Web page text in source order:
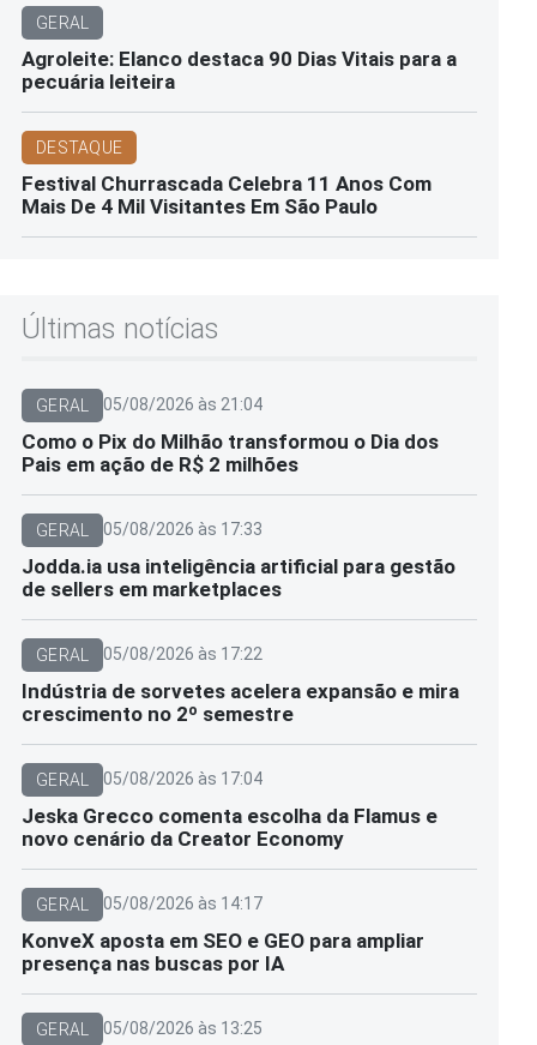
GERAL
Agroleite: Elanco destaca 90 Dias Vitais para a
pecuária leiteira
DESTAQUE
Festival Churrascada Celebra 11 Anos Com
Mais De 4 Mil Visitantes Em São Paulo
Últimas notícias
GERAL 05/08/2026 às 21:04
Como o Pix do Milhão transformou o Dia dos
Pais em ação de R$ 2 milhões
GERAL 05/08/2026 às 17:33
Jodda.ia usa inteligência artificial para gestão
de sellers em marketplaces
GERAL 05/08/2026 às 17:22
Indústria de sorvetes acelera expansão e mira
crescimento no 2º semestre
GERAL 05/08/2026 às 17:04
Jeska Grecco comenta escolha da Flamus e
novo cenário da Creator Economy
GERAL 05/08/2026 às 14:17
KonveX aposta em SEO e GEO para ampliar
presença nas buscas por IA
GERAL 05/08/2026 às 13:25